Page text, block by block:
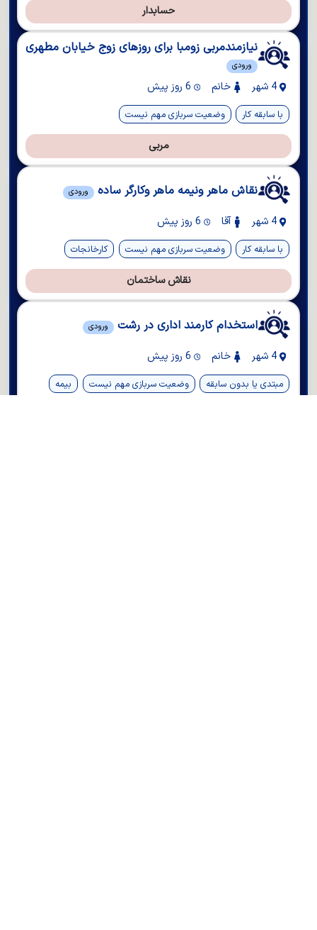
حسابدار
نیازمندمربی زومبا برای روزهای زوج خیابان مطهری
ورودی
4 شهر خانم
با سابقه کار وضعیت سربازی مهم نیست
مربی
نقاش ماهر ونیمه ماهر وکارگر ساده ورودی
4 شهر آقا
با سابقه کار وضعیت سربازی مهم نیست کارخانجات
نقاش ساختمان
استخدام کارمند اداری در رشت ورودی
4 شهر خانم
مبتدی یا بدون سابقه وضعیت سربازی مهم نیست بیمه